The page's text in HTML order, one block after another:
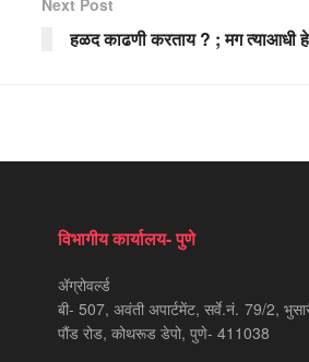
हळद काढणी करताय ? ; मग त्याआधी
विभागीय कार्यालय- पुणे
ॲग्रोवर्ल्ड
बी- 507, अवंती अपार्टमेंट, सर्वे.नं. 79/2,
पौंड रोड, कोथरूड डेपो, पुणे- 411038